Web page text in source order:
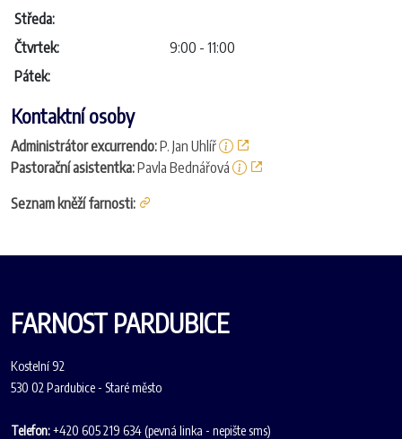
Středa:
Čtvrtek:
9:00 - 11:00
Pátek:
Kontaktní osoby
Administrátor excurrendo:P. Jan Uhlíř
Pastorační asistentka:Pavla Bednářová
Seznam kněží farnosti:
FARNOST PARDUBICE
Kostelní 92
530 02 Pardubice - Staré město
Telefon:+420 605 219 634 (pevná linka - nepište sms)